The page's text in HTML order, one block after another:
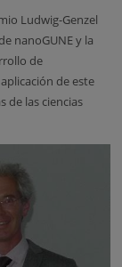
Ludwig-Genzel
nanoGUNE y la
de
de este
de las ciencias